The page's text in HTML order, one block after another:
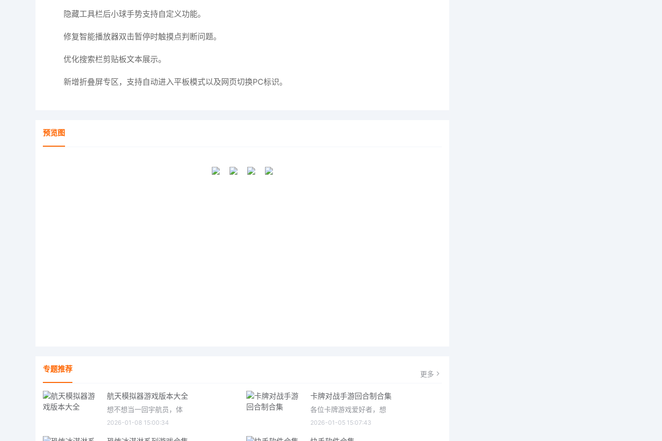
隐藏工具栏后小球手势支持自定义功能。
修复智能播放器双击暂停时触摸点判断问题。
优化搜索栏剪贴板文本展示。
新增折叠屏专区，支持自动进入平板模式以及网页切换PC标识。
预览图
专题推荐 更多
航天模拟器游戏版本大全
想不想当一回宇航员，体
2026-01-08 15:00:34
卡牌对战手游回合制合集
各位卡牌游戏爱好者，想
2026-01-05 15:07:43